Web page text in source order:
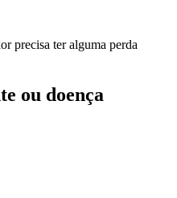
precisa ter alguma perda
ou doença